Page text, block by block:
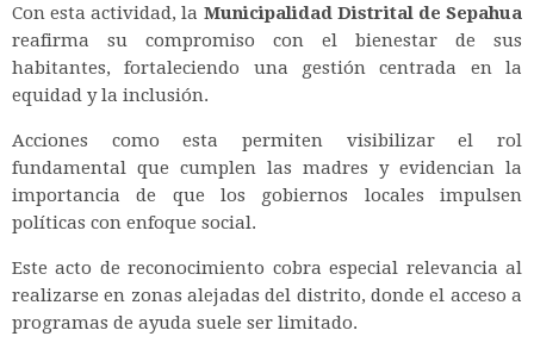
Con esta actividad, la Municipalidad Distrital de Sepahua
reafirma su compromiso con el bienestar de sus
habitantes, fortaleciendo una gestión centrada en la
equidad y la inclusión.
Acciones como esta permiten visibilizar el rol
fundamental que cumplen las madres y evidencian la
importancia de que los gobiernos locales impulsen
políticas con enfoque social.
Este acto de reconocimiento cobra especial relevancia al
realizarse en zonas alejadas del distrito, donde el acceso a
programas de ayuda suele ser limitado.